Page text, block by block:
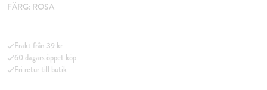
FÄRG: ROSA
Frakt från 39 kr
60 dagars öppet köp
Fri retur till butik